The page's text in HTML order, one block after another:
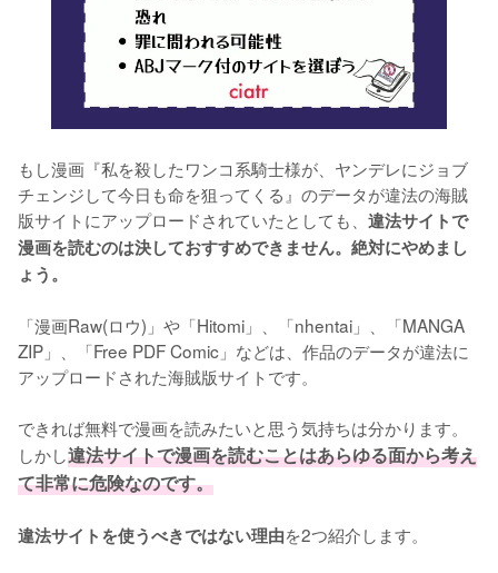
もし漫画『私を殺したワンコ系騎士様が、ヤンデレにジョブ
チェンジして今日も命を狙ってくる』のデータが違法の海賊
版サイトにアップロードされていたとしても、 違法サイトで
漫画を読むのは決しておすすめできません。絶対にやめまし
ょう。
「漫画Raw(ロウ)」や「Hitomi」、「nhentai」、「MANGA
ZIP」、「Free PDF Comic」などは、作品のデータが違法に
アップロードされた海賊版サイトです。
できれば無料で漫画を読みたいと思う気持ちは分かります。
しかし違法サイトで漫画を読むことはあらゆる面から考え
て非常に危険なのです。
違法サイトを使うべきではない理由を2つ紹介します。